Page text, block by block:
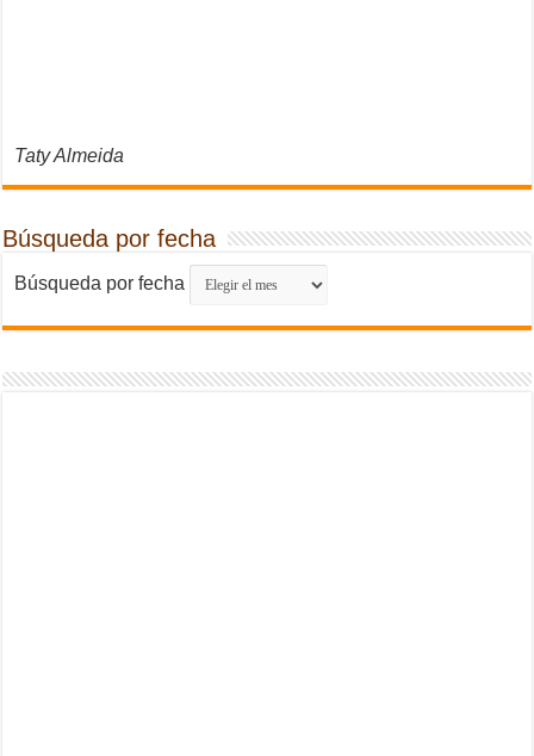
Taty Almeida
Búsqueda por fecha
Búsqueda por fecha